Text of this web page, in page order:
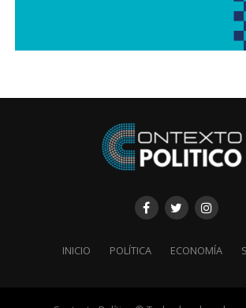
INICIO POLÍTICA ECONOMÍA